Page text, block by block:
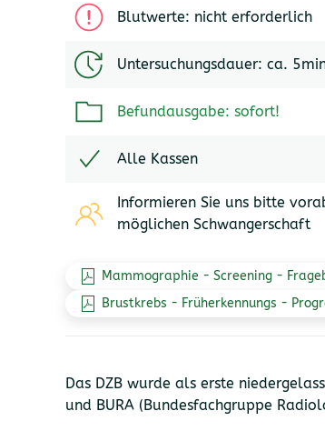
Blutwerte: nicht erforderlich
Untersuchungsdauer: ca.
Befundausgabe: sofort!
Alle Kassen
Informieren Sie uns bitte
möglichen Schwangerschaft
Mammographie - Screening -
Brustkrebs - Früherkennungs -
Das DZB wurde als erste
und BURA (Bundesfachgruppe